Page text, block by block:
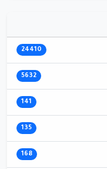
24410
5632
141
135
168